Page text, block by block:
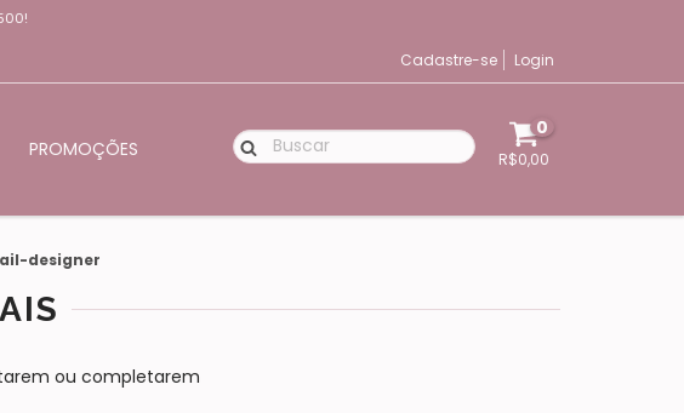
Cadastre-se Login
PROMOÇÕES
0
R$0,00
designer
ou completarem